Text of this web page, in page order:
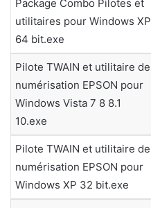
Package Combo Pilotes et
utilitaires pour Windows XP
64 bit.exe
Pilote TWAIN et utilitaire de
numérisation EPSON pour
Windows Vista 7 8 8.1
10.exe
Pilote TWAIN et utilitaire de
numérisation EPSON pour
Windows XP 32 bit.exe